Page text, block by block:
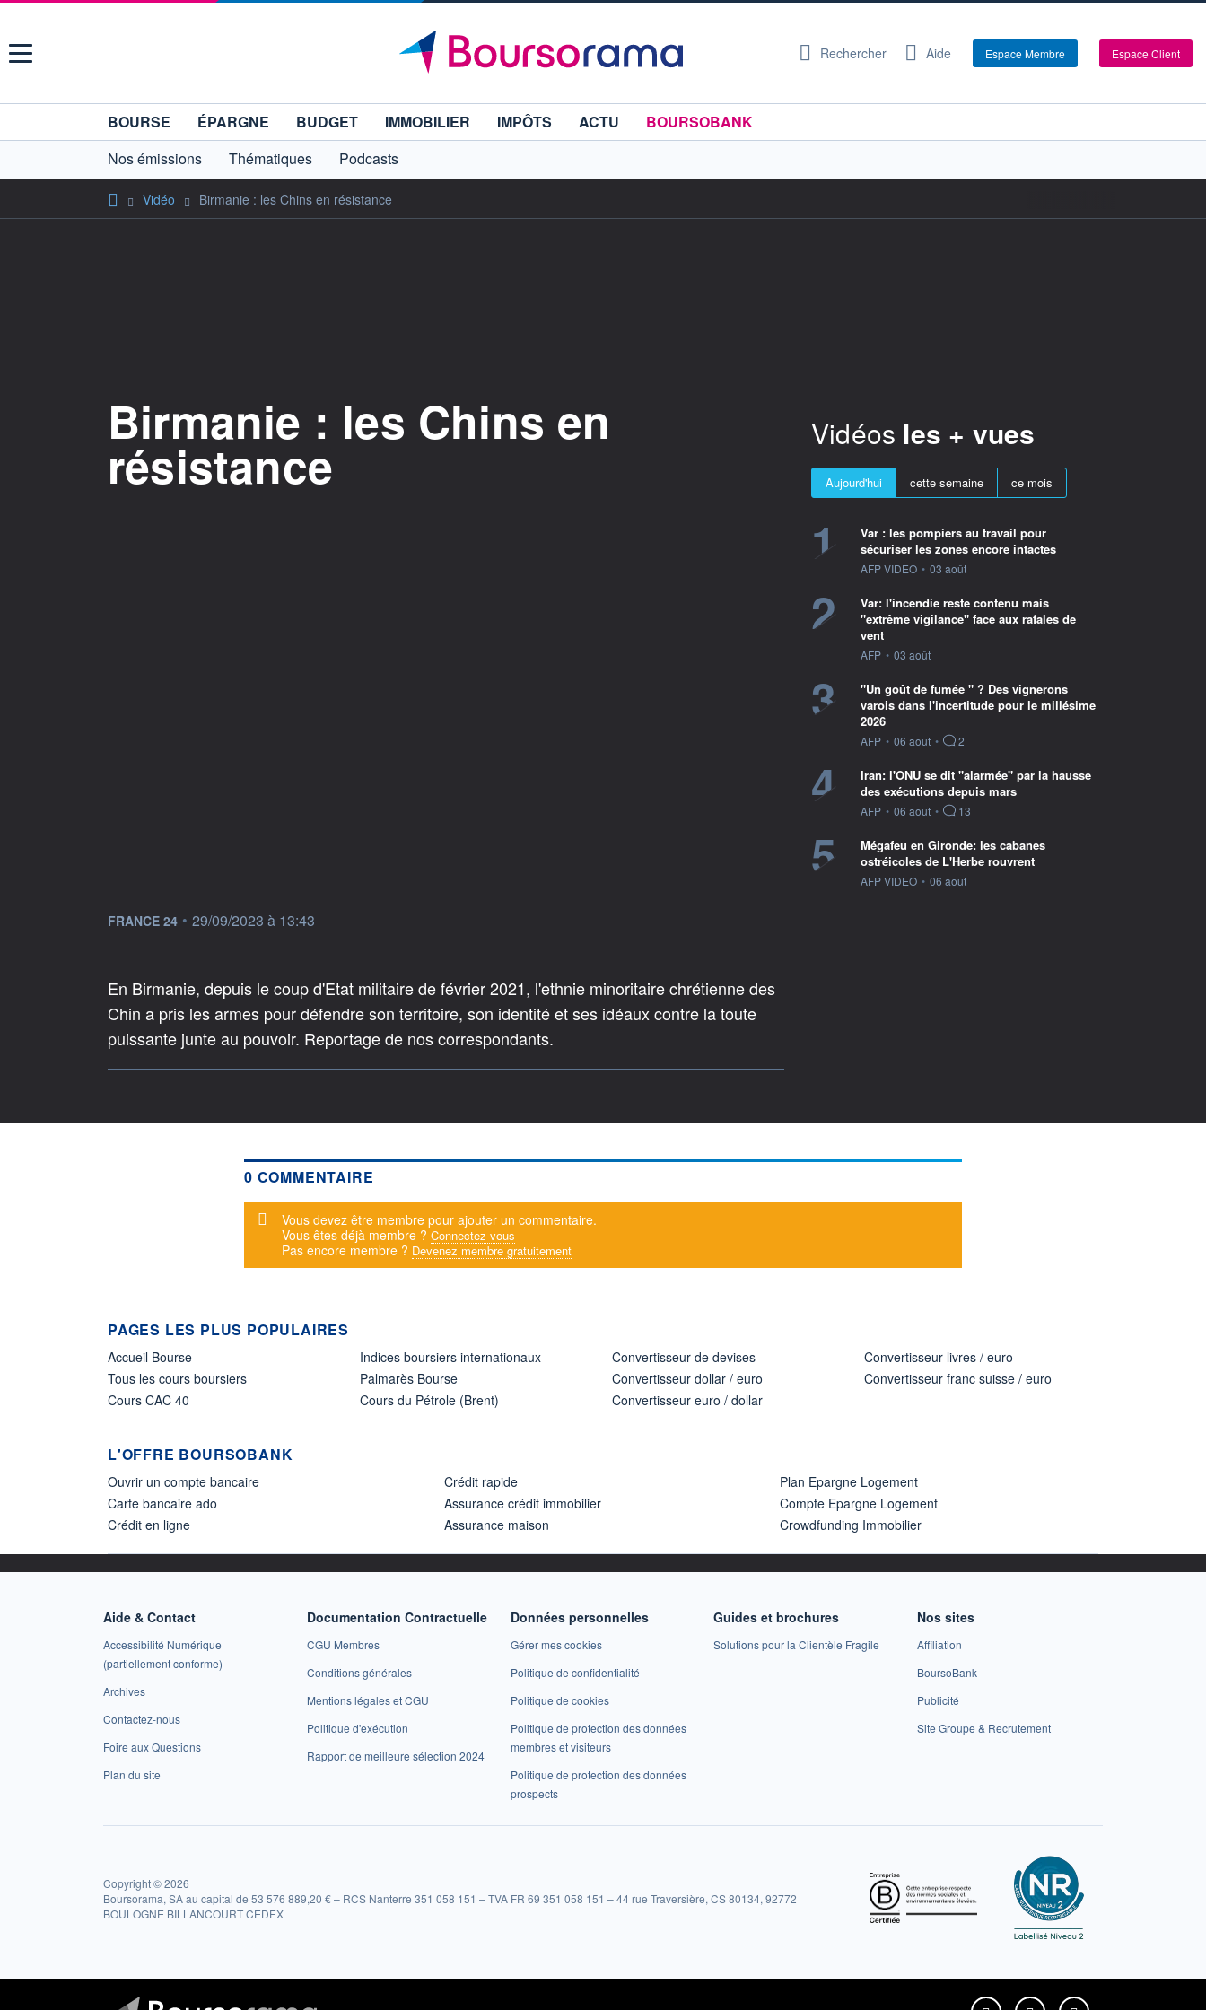
Menu Rechercher Aide Espace Membre Espace Client
BOURSE ÉPARGNE BUDGET IMMOBILIER IMPÔTS ACTU
BOURSOBANK
Nos émissions
Thématiques Podcasts
Vidéo Birmanie : les Chins en résistance
Birmanie : les Chins en
résistance
information fournie par
FRANCE 24 • 29/09/2023 à 13:43
En Birmanie, depuis le coup d'Etat militaire de février 2021, l'ethnie minoritaire chrétienne des
Chin a pris les armes pour défendre son territoire, son identité et ses idéaux contre la toute
puissante junte au pouvoir. Reportage de nos correspondants.
Vidéos les + vues
Aujourd'hui cette semaine ce mois
1
Var : les pompiers au travail pour
sécuriser les zones encore intactes
information fournie par
AFP VIDEO • 03 août
2
Var: l'incendie reste contenu mais
"extrême vigilance" face aux rafales de
vent
information fournie par
AFP • 03 août
3
"Un goût de fumée " ? Des vignerons
varois dans l'incertitude pour le millésime
2026
information fournie par
AFP • 06 août • 2
4
Iran: l'ONU se dit "alarmée" par la hausse
des exécutions depuis mars
information fournie par
AFP • 06 août • 13
5
Mégafeu en Gironde: les cabanes
ostréicoles de L'Herbe rouvrent
information fournie par
AFP VIDEO • 06 août
0 COMMENTAIRE
Message d'alerte
Vous devez être membre pour ajouter un commentaire.
Vous êtes déjà membre ? Connectez-vous
Pas encore membre ? Devenez membre gratuitement
PAGES LES PLUS POPULAIRES
Accueil Bourse
Tous les cours boursiers
Cours CAC 40
Indices boursiers internationaux
Palmarès Bourse
Cours du Pétrole (Brent)
Convertisseur de devises
Convertisseur dollar / euro
Convertisseur euro / dollar
Convertisseur livres / euro
Convertisseur franc suisse / euro
L'OFFRE BOURSOBANK
Ouvrir un compte bancaire
Carte bancaire ado
Crédit en ligne
Crédit rapide
Assurance crédit immobilier
Assurance maison
Plan Epargne Logement
Compte Epargne Logement
Crowdfunding Immobilier
Aide & Contact
Accessibilité Numérique
(partiellement conforme)
Archives
Contactez-nous
Foire aux Questions
Plan du site
Documentation Contractuelle
CGU Membres
Conditions générales
Mentions légales et CGU
Politique d'exécution
Rapport de meilleure sélection 2024
Données personnelles
Gérer mes cookies
Politique de confidentialité
Politique de cookies
Politique de protection des données
membres et visiteurs
Politique de protection des données
prospects
Guides et brochures
Solutions pour la Clientèle Fragile
Nos sites
Affiliation
BoursoBank
Publicité
Site Groupe & Recrutement
Copyright © 2026
Boursorama, SA au capital de 53 576 889,20 € – RCS Nanterre 351 058 151 – TVA FR 69 351 058 151 – 44 rue Traversière, CS 80134, 92772
BOULOGNE BILLANCOURT CEDEX